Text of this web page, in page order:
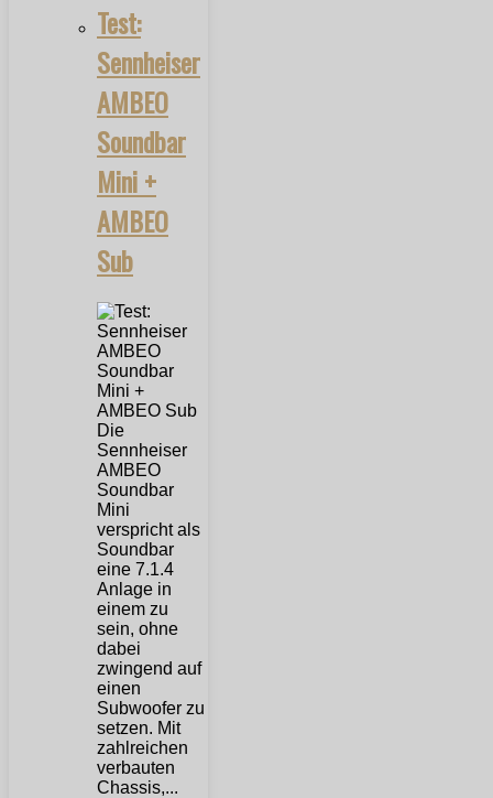
Test:
Sennheiser
AMBEO
Soundbar
Mini +
AMBEO
Sub
Die
Sennheiser
AMBEO
Soundbar
Mini
verspricht als
Soundbar
eine 7.1.4
Anlage in
einem zu
sein, ohne
dabei
zwingend auf
einen
Subwoofer zu
setzen. Mit
zahlreichen
verbauten
Chassis,...